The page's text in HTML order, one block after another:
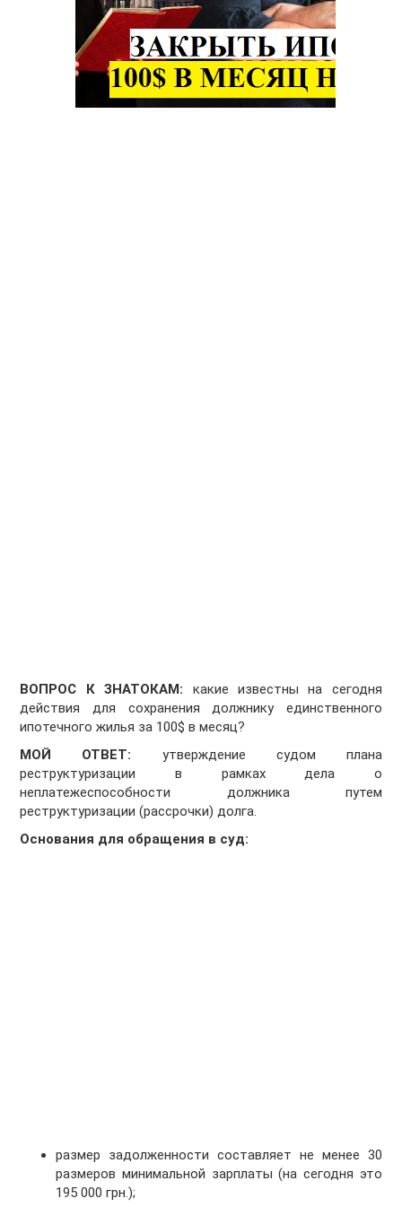
ВОПРОС К ЗНАТОКАМ: какие известны на сегодня
действия для сохранения должнику единственного
ипотечного жилья за 100$ в месяц?
МОЙ ОТВЕТ: утверждение судом плана
реструктуризации в рамках дела о
неплатежеспособности должника путем
реструктуризации (рассрочки) долга.
Основания для обращения в суд:
размер задолженности составляет не менее 30
размеров минимальной зарплаты (на сегодня это
195 000 грн.);